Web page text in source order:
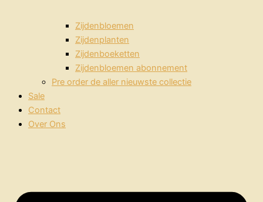
Zijdenbloemen
Zijdenplanten
Zijdenboeketten
Zijdenbloemen abonnement
Pre order de aller nieuwste collectie
Sale
Contact
Over Ons